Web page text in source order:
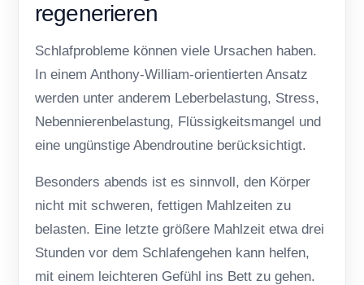
regenerieren
Schlafprobleme können viele Ursachen haben.
In einem Anthony-William-orientierten Ansatz
werden unter anderem Leberbelastung, Stress,
Nebennierenbelastung, Flüssigkeitsmangel und
eine ungünstige Abendroutine berücksichtigt.
Besonders abends ist es sinnvoll, den Körper
nicht mit schweren, fettigen Mahlzeiten zu
belasten. Eine letzte größere Mahlzeit etwa drei
Stunden vor dem Schlafengehen kann helfen,
mit einem leichteren Gefühl ins Bett zu gehen.